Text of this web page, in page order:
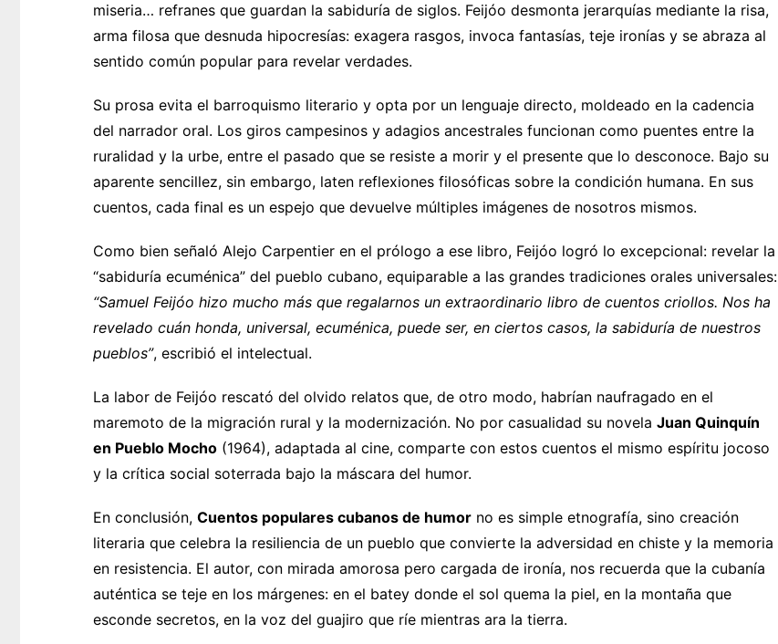
miseria… refranes que guardan la sabiduría de siglos. Feijóo desmonta jerarquías mediante la risa,
arma filosa que desnuda hipocresías: exagera rasgos, invoca fantasías, teje ironías y se abraza al
sentido común popular para revelar verdades.
Su prosa evita el barroquismo literario y opta por un lenguaje directo, moldeado en la cadencia
del narrador oral. Los giros campesinos y adagios ancestrales funcionan como puentes entre la
ruralidad y la urbe, entre el pasado que se resiste a morir y el presente que lo desconoce. Bajo su
aparente sencillez, sin embargo, laten reflexiones filosóficas sobre la condición humana. En sus
cuentos, cada final es un espejo que devuelve múltiples imágenes de nosotros mismos.
Como bien señaló Alejo Carpentier en el prólogo a ese libro, Feijóo logró lo excepcional: revelar la
“sabiduría ecuménica” del pueblo cubano, equiparable a las grandes tradiciones orales universales:
“Samuel Feijóo hizo mucho más que regalarnos un extraordinario libro de cuentos criollos. Nos ha
revelado cuán honda, universal, ecuménica, puede ser, en ciertos casos, la sabiduría de nuestros
pueblos”, escribió el intelectual.
La labor de Feijóo rescató del olvido relatos que, de otro modo, habrían naufragado en el
maremoto de la migración rural y la modernización. No por casualidad su novela Juan Quinquín
en Pueblo Mocho (1964), adaptada al cine, comparte con estos cuentos el mismo espíritu jocoso
y la crítica social soterrada bajo la máscara del humor.
En conclusión, Cuentos populares cubanos de humor no es simple etnografía, sino creación
literaria que celebra la resiliencia de un pueblo que convierte la adversidad en chiste y la memoria
en resistencia. El autor, con mirada amorosa pero cargada de ironía, nos recuerda que la cubanía
auténtica se teje en los márgenes: en el batey donde el sol quema la piel, en la montaña que
esconde secretos, en la voz del guajiro que ríe mientras ara la tierra.